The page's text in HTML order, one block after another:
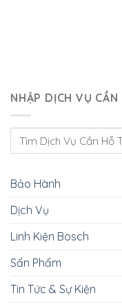
NHẬP DỊCH VỤ CẦN
Bảo Hành
Dịch Vụ
Linh Kiện Bosch
Sẩn Phẩm
Tin Tức & Sự Kiện